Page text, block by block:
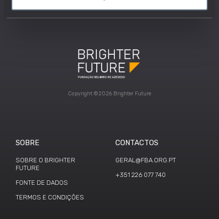
Copyright ©2026 Brighter Future
SOBRE
SOBRE O BRIGHTER
FUTURE
FONTE DE DADOS
TERMOS E CONDIÇÕES
CONTACTOS
GERAL@FBA.ORG.PT
+351 226 077 740